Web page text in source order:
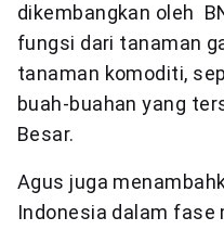
dikembangkan oleh
fungsi dari tanaman
tanaman komoditi,
buah-buahan yang
Besar.
Agus juga
Indonesia dalam fase